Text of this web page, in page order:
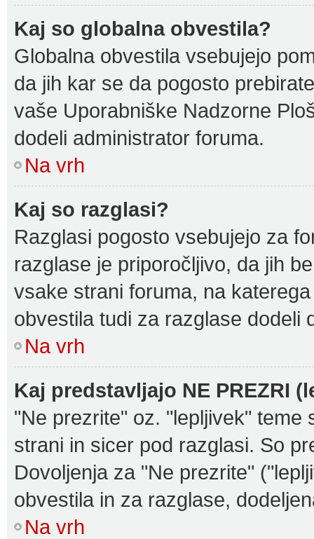
Kaj so globalna obvestila?
Globalna obvestila vsebujejo
da jih kar se da pogosto
vaše Uporabniške Nadzorne
dodeli administrator foruma.
Na vrh
Kaj so razglasi?
Razglasi pogosto vsebujejo za
razglase je priporočljivo, da jih
vsake strani foruma, na
obvestila tudi za razglase dodeli
Na vrh
Kaj predstavljajo NE PREZRI
"Ne prezrite" oz. "lepljivek"
strani in sicer pod razglasi. So
Dovoljenja za "Ne prezrite"
obvestila in za razglase,
Na vrh